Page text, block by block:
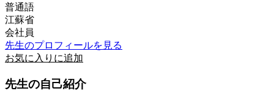
普通語
江蘇省
会社員
先生のプロフィールを見る
お気に入りに追加
先生の自己紹介